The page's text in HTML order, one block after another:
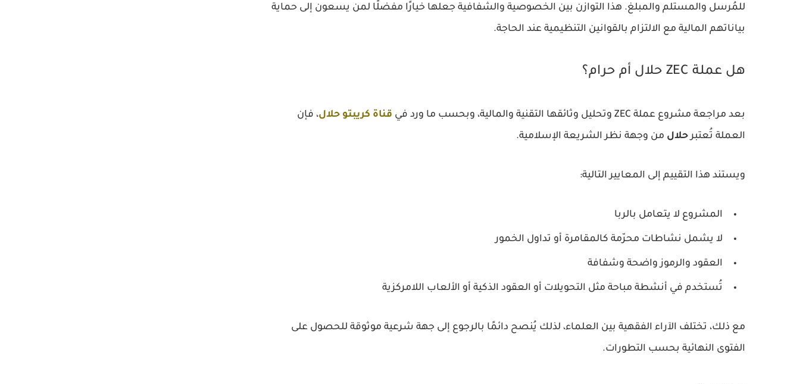
للمُرسل والمستلم والمبلغ. هذا التوازن بين الخصوصية والشفافية جعلها خيارًا مفضلًا لمن يسعون إلى حماية
بياناتهم المالية مع الالتزام بالقوانين التنظيمية عند الحاجة.
هل عملة ZEC حلال أم حرام؟
بعد مراجعة مشروع عملة ZEC وتحليل وثائقها التقنية والمالية، وبحسب ما ورد في قناة كريبتو حلال، فإن
العملة تُعتبرحلال من وجهة نظر الشريعة الإسلامية.
ويستند هذا التقييم إلى المعايير التالية:
المشروع لا يتعامل بالربا
لا يشمل نشاطات محرّمة كالمقامرة أو تداول الخمور
العقود والرموز واضحة وشفافة
تُستخدم في أنشطة مباحة مثل التحويلات أو العقود الذكية أو الألعاب اللامركزية
مع ذلك، تختلف الآراء الفقهية بين العلماء، لذلك يُنصح دائمًا بالرجوع إلى جهة شرعية موثوقة للحصول على
الفتوى النهائية بحسب التطورات.